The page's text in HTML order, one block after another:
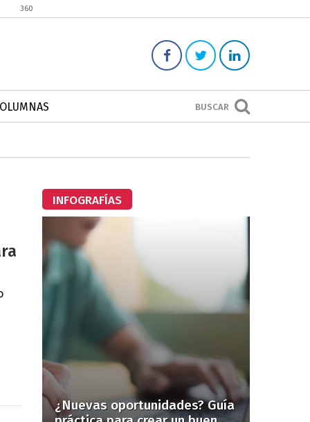
360
BUSCAR
INFOGRAFÍAS
¿Nuevas oportunidades? Guía